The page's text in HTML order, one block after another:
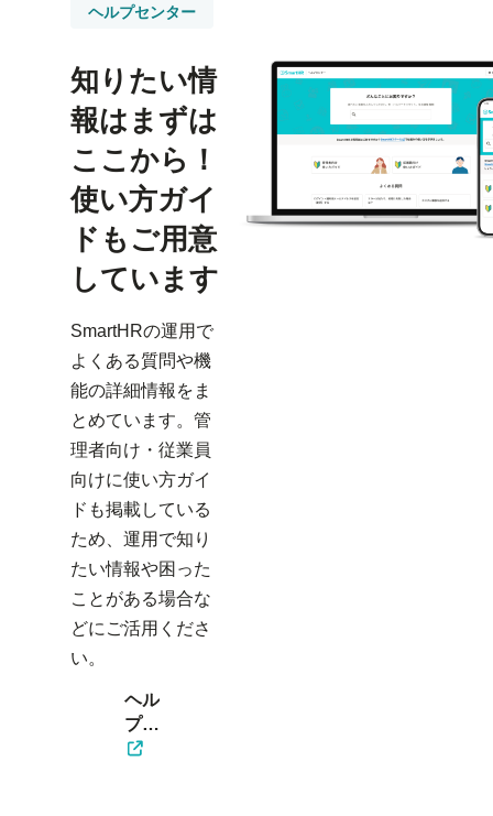
ヘルプセンター
知りたい情
報はまずは
ここから！
使い方ガイ
ドもご用意
しています
SmartHRの運用で
よくある質問や機
能の詳細情報をま
とめています。管
理者向け・従業員
向けに使い方ガイ
ドも掲載している
ため、運用で知り
たい情報や困った
ことがある場合な
どにご活用くださ
い。
ヘル
プセ
ン